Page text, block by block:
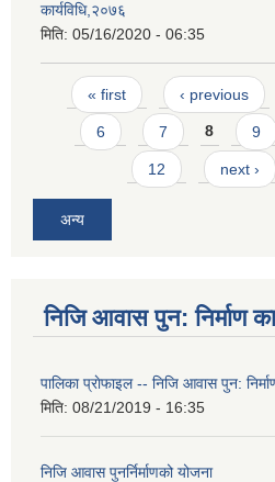
कार्यविधि,२०७६
मिति: 05/16/2020 - 06:35
Pages
« first ‹ previous
6 7 8 9
12 next ›
अन्य
निजि आवास पुन: निर्माण
पालिका प्राेफाइल -- निजि आवास पुन:
मिति: 08/21/2019 - 16:35
निजि आवास पुनर्निर्माणको योजना